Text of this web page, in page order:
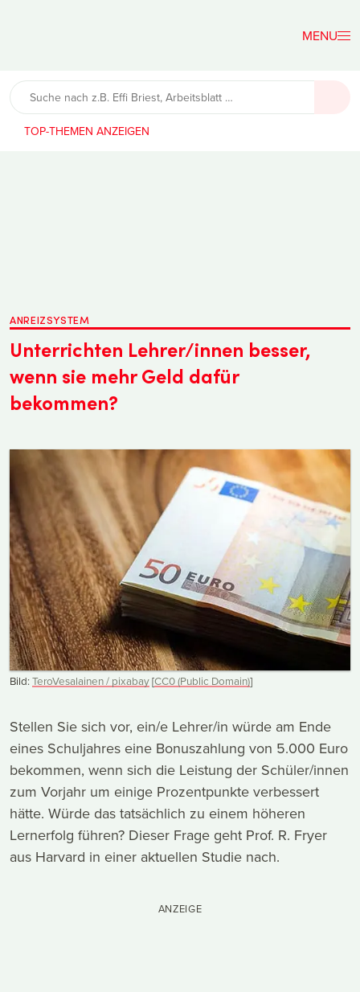
Lehrerfreund
TOP-THEMEN
ANREIZSYSTEM
Unterrichten Lehrer/innen besser,
wenn sie mehr Geld dafür
bekommen?
Bild:TeroVesalainen / pixabay[CC0 (Public Domain)]
Stellen Sie sich vor, ein/e Lehrer/in würde am Ende
eines Schuljahres eine Bonuszahlung von 5.000 Euro
bekommen, wenn sich die Leistung der Schüler/innen
zum Vorjahr um einige Prozentpunkte verbessert
hätte. Würde das tatsächlich zu einem höheren
Lernerfolg führen? Dieser Frage geht Prof. R. Fryer
aus Harvard in einer aktuellen Studie nach.
ANZEIGE